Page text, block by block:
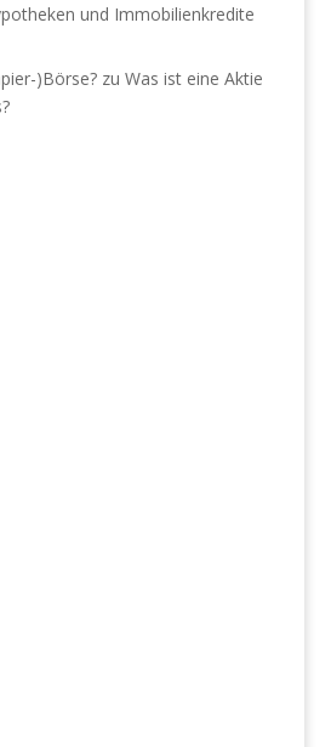
und Immobilienkredite
)Börse?zu Was ist eine Aktie